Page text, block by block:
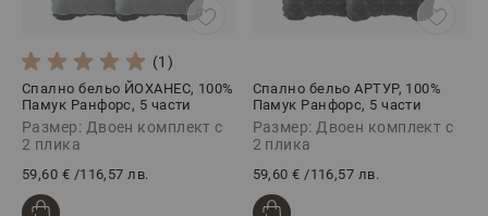
(1)
Спално бельо ЙОХАНЕС, 100%
Памук Ранфорс, 5 части
Размер: Двоен комплект с
2 плика
59,60 € /116,57 лв.
Спално бельо АРТУР, 100%
Памук Ранфорс, 5 части
Размер: Двоен комплект с
2 плика
59,60 € /116,57 лв.